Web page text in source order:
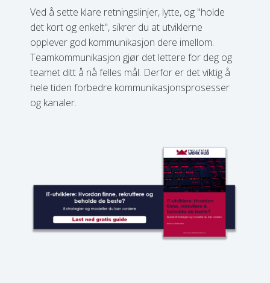
Ved å sette klare retningslinjer, lytte, og "holde
det kort og enkelt", sikrer du at utviklerne
opplever god kommunikasjon dere imellom.
Teamkommunikasjon gjør det lettere for deg og
teamet ditt å nå felles mål. Derfor er det viktig å
hele tiden forbedre kommunikasjonsprosesser
og kanaler.